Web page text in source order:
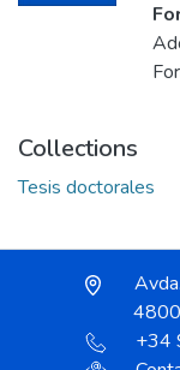
Collections
Tesis doctorales
+34